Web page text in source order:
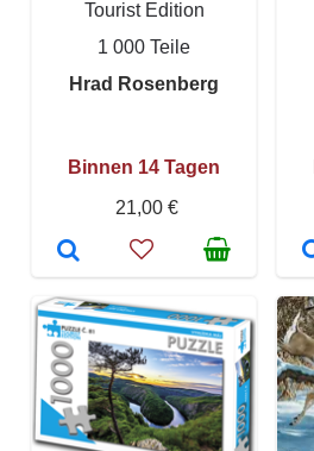
Tourist Edition
1 000 Teile
Hrad Rosenberg
Binnen 14 Tagen
21,00 €